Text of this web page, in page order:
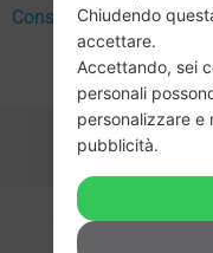
Consenso
Copyright © 2026
Chiudendo
accettare.
Accettando, sei
personali
personalizzare e
pubblicità.